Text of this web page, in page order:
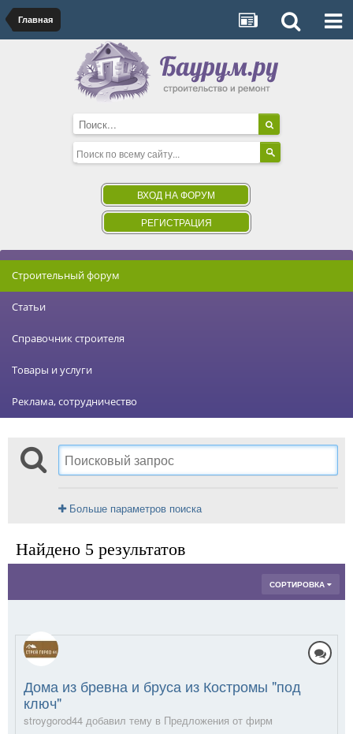
Главная
ВХОД НА ФОРУМ
РЕГИСТРАЦИЯ
Строительный форум
Статьи
Справочник строителя
Товары и услуги
Реклама, сотрудничество
Больше параметров поиска
Найдено 5 результатов
СОРТИРОВКА
Дома из бревна и бруса из Костромы "под
ключ"
stroygorod44 добавил тему в Предложения от фирм